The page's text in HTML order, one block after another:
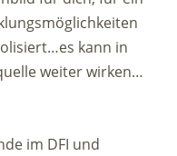
kann in
weiter wirken…
im DFI und